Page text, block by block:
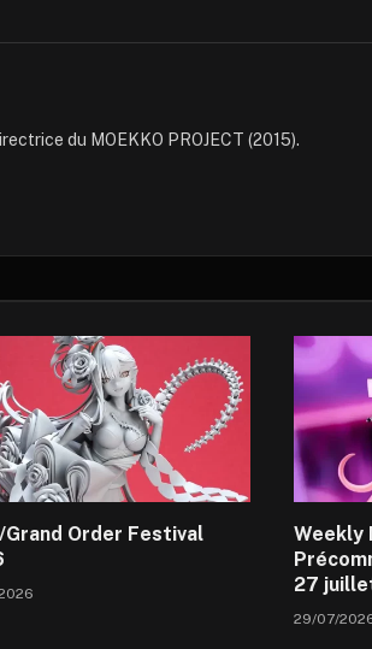
du MOEKKO PROJECT (2015).
Grand Order Festival
Weekly
27
29/07/